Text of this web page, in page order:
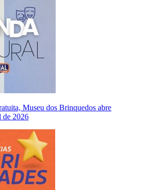
Museu dos Brinquedos abre
de 2026